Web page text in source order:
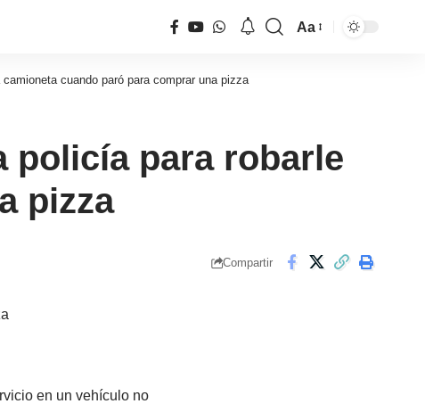
Aa
cuando paró para comprar una pizza
policía para robarle
pizza
Compartir
en un vehículo no